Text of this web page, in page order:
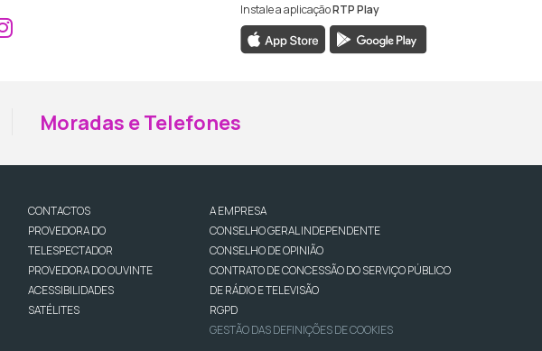
ao Facebook da RTP Madeira
Aceder ao Instagram da RTP Madeira
Instale a aplicaçãoRTP Play
Moradas e Telefones
CONTACTOS
PROVEDORA DO
TELESPECTADOR
PROVEDORA DO OUVINTE
ACESSIBILIDADES
SATÉLITES
A EMPRESA
CONSELHO GERAL INDEPENDENTE
CONSELHO DE OPINIÃO
CONTRATO DE CONCESSÃO DO SERVIÇO PÚBLICO
DE RÁDIO E TELEVISÃO
RGPD
GESTÃO DAS DEFINIÇÕES DE COOKIES